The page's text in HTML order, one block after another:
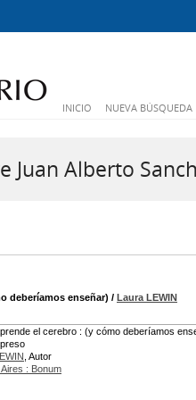
INICIO NUEVA BÚSQUEDA
Juan Alberto
deberíamos enseñar) / Laura LEWIN
el cerebro : (y cómo deberíamos
, Autor
: Bonum